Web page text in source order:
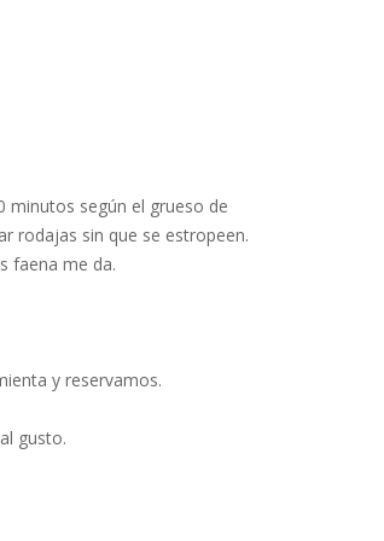
minutos según el grueso de
rodajas sin que se estropeen.
faena me da.
y reservamos.
gusto.